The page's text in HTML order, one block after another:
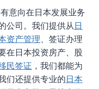
意向在日本发展业务
公司。我们提供从日
资产管理、签证办理
在日本投资房产、股
民签证 ，我们都能为
们还提供专业的日本